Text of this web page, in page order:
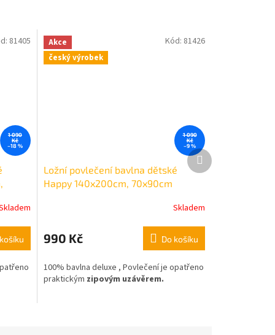
1 090
Kč
–18 %
81405
Akce
český výrobek
1 090
Kč
–9 %
Ložní povlečení bavlna dětské
Happy 140x200cm, 70x90cm
Skladem
990 Kč Do košíku
100% bavlna deluxe , Povlečení je opatřeno
praktickým zipovým uzávěrem.
Kód: 81426
Další
produkt